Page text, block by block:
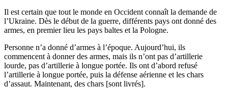
Il est certain que tout le monde en Occident connaît la demande de
l’Ukraine. Dès le début de la guerre, différents pays ont donné des
armes, en premier lieu les pays baltes et la Pologne.
Personne n’a donné d’armes à l’époque. Aujourd’hui, ils
commencent à donner des armes, mais ils n’ont pas d’artillerie
lourde, pas d’artillerie à longue portée. Ils ont d’abord refusé
l’artillerie à longue portée, puis la défense aérienne et les chars
d’assaut. Maintenant, des chars [sont livrés].